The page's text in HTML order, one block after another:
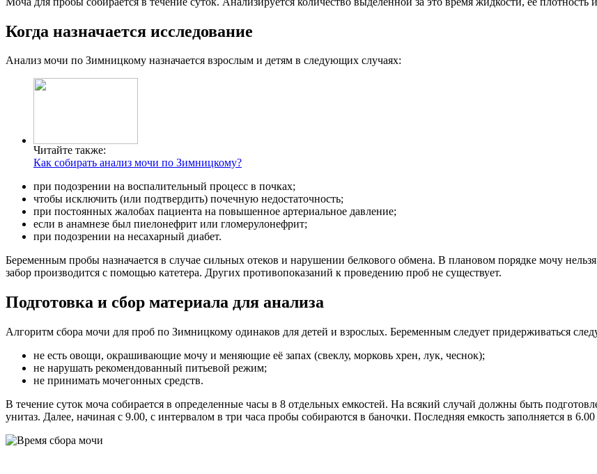
Когда назначается исследование
Анализ мочи по Зимницкому назначается взрослым и детям в следующих случаях:
Читайте также:
Как собирать анализ мочи по Зимницкому?
при подозрении на воспалительный процесс в почках;
чтобы исключить (или подтвердить) почечную недостаточность;
при постоянных жалобах пациента на повышенное артериальное давление;
если в анамнезе был пиелонефрит или гломерулонефрит;
при подозрении на несахарный диабет.
Беременным пробы назначается в случае сильных отеков и нарушении белкового обмена. В плановом порядке мочу
забор производится с помощью катетера. Других противопоказаний к проведению проб не существует.
Подготовка и сбор материала для анализа
Алгоритм сбора мочи для проб по Зимницкому одинаков для детей и взрослых. Беременным следует придерживаться
не есть овощи, окрашивающие мочу и меняющие её запах (свеклу, морковь хрен, лук, чеснок);
не нарушать рекомендованный питьевой режим;
не принимать мочегонных средств.
В течение суток моча собирается в определенные часы в 8 отдельных емкостей. На всякий случай должны быть
унитаз. Далее, начиная с 9.00, с интервалом в три часа пробы собираются в баночки. Последняя емкость заполняется в